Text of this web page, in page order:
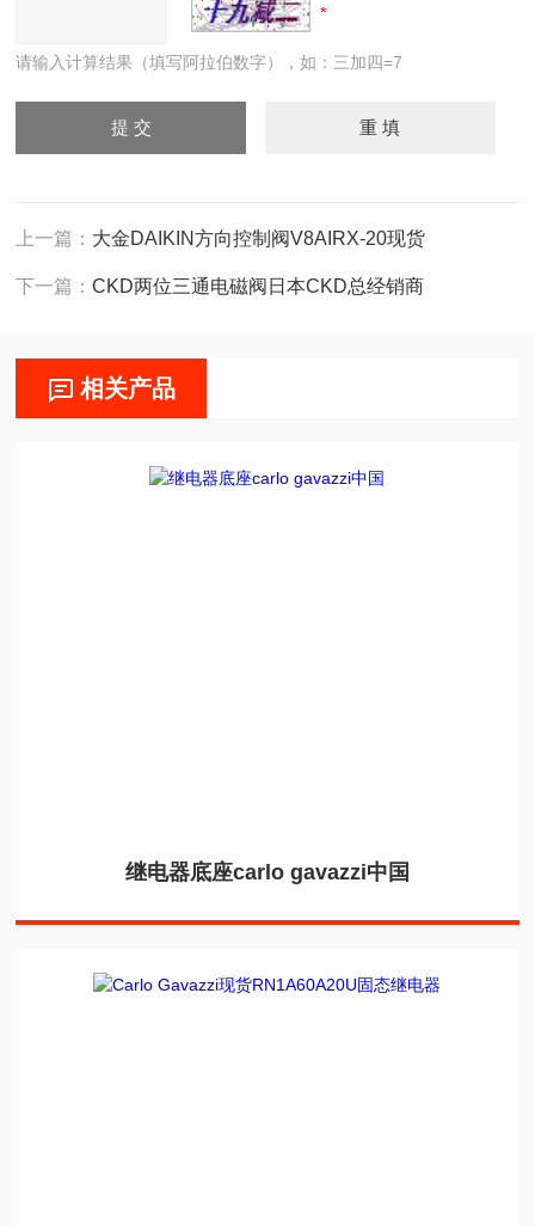
请输入计算结果（填写阿拉伯数字），如：三加四=7
上一篇： 大金DAIKIN方向控制阀V8AIRX-20现货
下一篇：CKD两位三通电磁阀日本CKD总经销商
相关产品
继电器底座carlo gavazzi中国